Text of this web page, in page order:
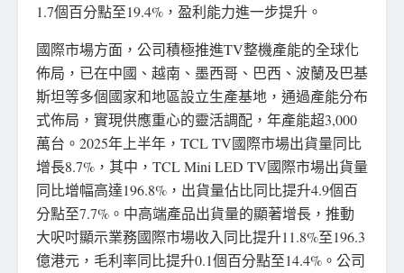
1.7個百分點至19.4%，盈利能力進一步提升。
國際市場方面，公司積極推進TV整機產能的全球化
佈局，已在中國、越南、墨西哥、巴西、波蘭及巴基
斯坦等多個國家和地區設立生產基地，通過產能分布
式佈局，實現供應重心的靈活調配，年產能超3,000
萬台。2025年上半年，TCL TV國際市場出貨量同比
增長8.7%，其中，TCL Mini LED TV國際市場出貨量
同比增幅高達196.8%，出貨量佔比同比提升4.9個百
分點至7.7%。中高端產品出貨量的顯著增長，推動
大呎吋顯示業務國際市場收入同比提升11.8%至196.3
億港元，毛利率同比提升0.1個百分點至14.4%。公司